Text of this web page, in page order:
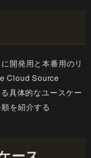
開発用と本番用のリ
Cloud Source
具体的なユースケー
を紹介する